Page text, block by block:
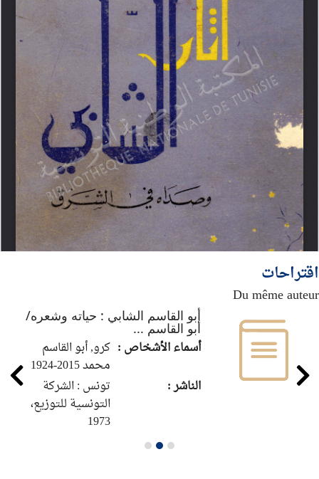
اقتراحات
Du même auteur
أبو القاسم الشابي : حياته وشعره/
أبو القاسم ...
أسماء الأشخاص : كرو, أبو القاسم
محمد 2015-1924
الناشر :
تونس : الشركة
التونسية للتوزيع،
1973